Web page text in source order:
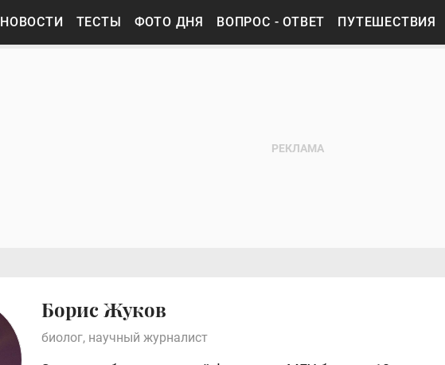
НОВОСТИ ТЕСТЫ ФОТО ДНЯ ВОПРОС - ОТВЕТ ПУТЕШЕСТВИЯ
Борис Жуков
биолог, научный журналист